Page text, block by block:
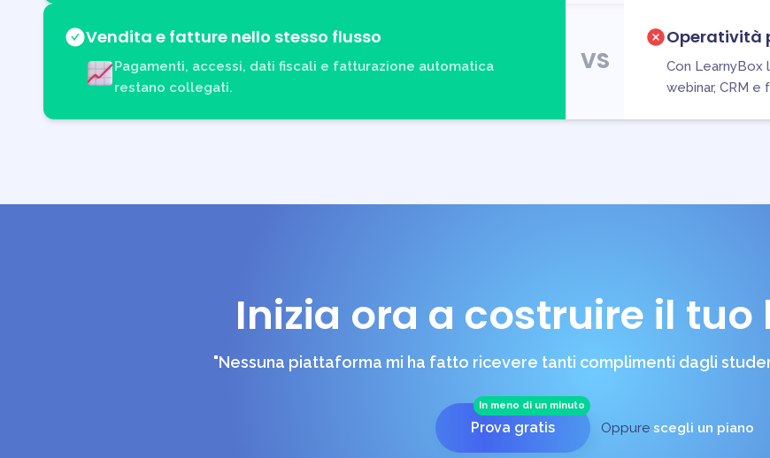
Vendita e fatture nello stesso flusso
Pagamenti, accessi, dati fiscali e fatturazione automatica
restano collegati.
VS
Operatività
Con LearnyBox
webinar, CRM e
Inizia ora a costruire il tuo
"Nessuna piattaforma mi ha fatto ricevere tanti complimenti dagli
In meno di un minuto
Prova gratis Oppure scegli un piano